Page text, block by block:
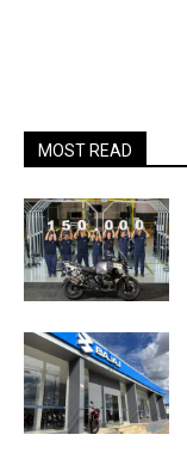
MOST READ